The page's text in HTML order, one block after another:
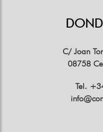
C/ Joan
08758
Tel.